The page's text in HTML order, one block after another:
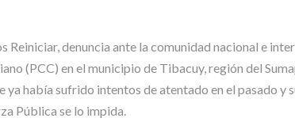
denuncia ante la comunidad nacional e
(PCC) en el municipio de Tibacuy, región del
había sufrido intentos de atentado en el pasado y
Pública se lo impida.